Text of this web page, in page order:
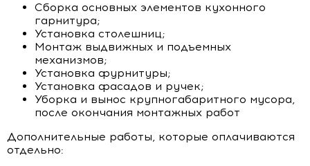
Сборка основных элементов кухонного
гарнитура;
Установка столешниц;
Монтаж выдвижных и подъемных
механизмов;
Установка фурнитуры;
Установка фасадов и ручек;
Уборка и вынос крупногабаритного мусора,
после окончания монтажных работ
Дополнительные работы, которые оплачиваются
отдельно: